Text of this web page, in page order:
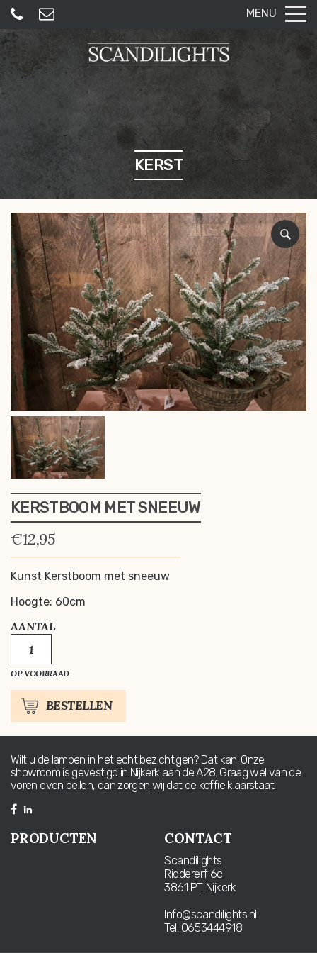
MENU
KERST
KERSTBOOM MET SNEEUW
€12,95
Kunst Kerstboom met sneeuw
Hoogte: 60cm
AANTAL
MET
SNEEUW
AANTAL
OP VOORRAAD
BESTELLEN
Wilt u de lampen in het echt bezichtigen? Dat kan! Onze
showroom is gevestigd in Nijkerk aan de A28. Graag wel van de
voren even bellen, dan zorgen wij dat de koffie klaarstaat.
PRODUCTEN CONTACT
Scandilights
Riddererf 6c
3861 PT Nijkerk
Info@scandilights.nl
Tel: 0653444918